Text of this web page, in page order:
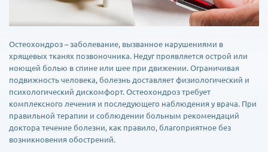
Остеохондроз – заболевание, вызванное нарушениями в
хрящевых тканях позвоночника. Недуг проявляется острой или
ноющей болью в спине или шее при движении. Ограничивая
подвижность человека, болезнь доставляет физиологический и
психологический дискомфорт. Остеохондроз требует
комплексного лечения и последующего наблюдения у врача. При
правильной терапии и соблюдении больным рекомендаций
доктора течение болезни, как правило, благоприятное без
возникновения обострений.